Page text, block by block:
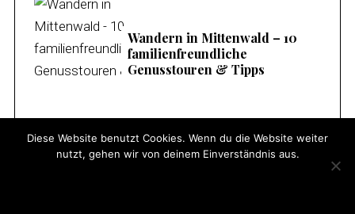
Wandern in Mittenwald – 10
familienfreundliche
Genusstouren & Tipps
Thule Sapling – Die beste
Kraxe (auch schon für kleine
Diese Website benutzt Cookies. Wenn du die Website weiter
nutzt, gehen wir von deinem Einverständnis aus.